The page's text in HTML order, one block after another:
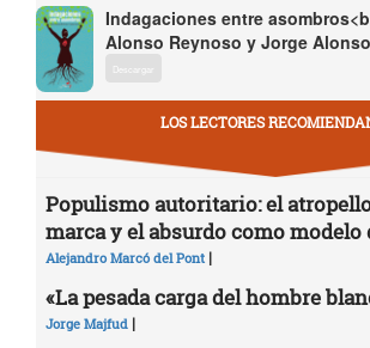
Indagaciones entre
Alonso Reynoso y Jorge
Descargar
LOS LECTORES
Populismo autoritario: el
marca y el absurdo como modelo
Alejandro Marcó del Pont |
«La pesada carga del hombre
Jorge Majfud |